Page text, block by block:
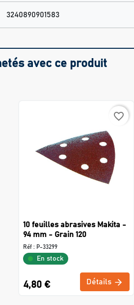
3240890901583
avec ce produit
favorite_border
10 feuilles abrasives Makita -
94 mm - Grain 120
Réf : P-33299
En stock
4,80 € Détails